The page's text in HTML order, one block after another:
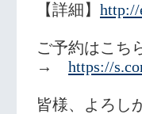
【詳細】
ご予約はこち
→ https://
皆様、よろし